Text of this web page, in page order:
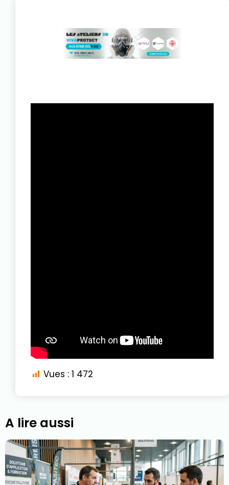
Vues : 1 472
A lire aussi